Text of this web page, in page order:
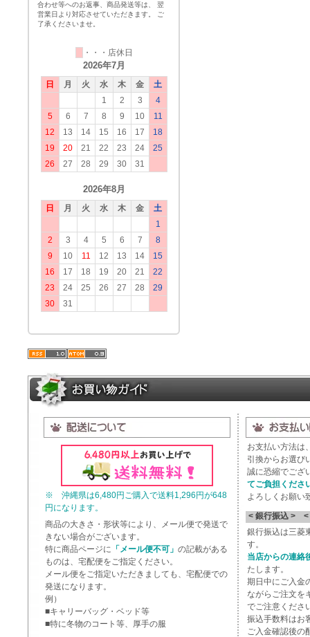
合わせ等へのお返事、商品発送等は、 翌
営業日より対応させていただきます。 ご
了承くださいませ。
・・・店休日
2026年7月
日 月 火 水 木 金
土
1
2 3
4
5
6 7 8 9 10
11
12
13 14 15 16 17
18
19
20 21 22 23 24
25
26
27 28 29 30 31
2026年8月
日 月 火 水 木 金
土
1
2
3 4 5 6 7
8
9
10 11 12 13 14
15
16
17 18 19 20 21
22
23
24 25 26 27 28
29
30
31
※ 沖縄県は6,480円ご購入で送料1,296円が648
円になります。
商品の大きさ・形状等により、メール便で発送で
きない場合がございます。
特に商品ページに 「メール便不可」 の記載がある
ものは、宅配便をご指定ください。
メール便をご指定いただきましても、宅配便での
発送になります。
例）
■キャリーバッグ・ベッド等
■特に冬物のコート等、厚手の服
お支払い方法は
引換からお選び
誠に恐縮でござ
てご負担くださ
よろしくお願い
< 銀行振込 > <
銀行振込は三菱
す。
当店からの連絡
たします。
期日中にご入金
ながらご注文を
でご注意くださ
振込手数料はお
ご入金確認後の